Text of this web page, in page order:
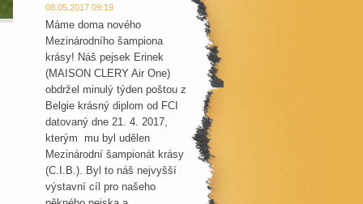
08.05.2017 09:19
Máme doma nového
Mezinárodního šampiona
krásy! Náš pejsek Erinek
(MAISON CLERY Air One)
obdržel minulý týden poštou z
Belgie krásný diplom od FCI
datovaný dne 21. 4. 2017,
kterým mu byl udělen
Mezinárodní šampionát krásy
(C.I.B.). Byl to náš nejvyšší
výstavní cíl pro našeho